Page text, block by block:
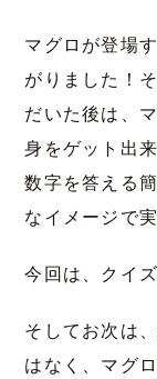
マグロが登場
がりました！
だいた後は、
身をゲット出
数字を答える
なイメージで
今回は、クイ
そしてお次は
はなく、マグ